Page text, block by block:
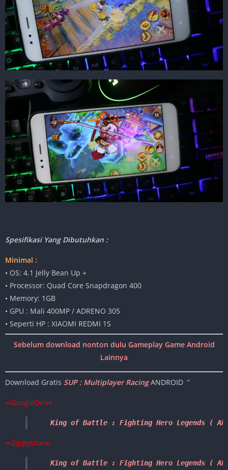
Spesifikasi Yang Dibutuhkan :
Minimal :
• OS: 4.1 Jelly Bean Up +
• Processor: Quad Core Snapdragon 400
• Memory: 1GB
• GPU : Mali 400MP / ADRENO 305
• Seperti HP : XIAOMI REDMI 1S
Sebelum download nonton dulu Gameplay Game Android
Lainnya
Download Gratis SUP : Multiplayer Racing ANDROID ”
⇒GoogleDrive :
King of Battle : Fighting Hero Legends (
⇒Zippyshare:
King of Battle : Fighting Hero Legends ( APK )